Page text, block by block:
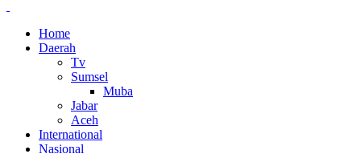
Home
Daerah
Tv
Sumsel
Muba
Jabar
Aceh
International
Nasional